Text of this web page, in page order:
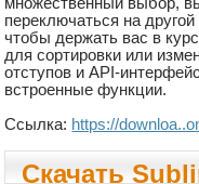
переключаться на
чтобы держать вас в
для сортировки или
отступов и API-
встроенные функции.
Ссылка: https://
Скачать